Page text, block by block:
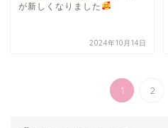
が新しくなりました
2024年10月14日
1 2